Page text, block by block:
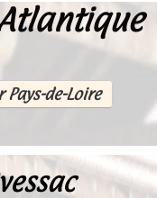
Pays-de-Loire